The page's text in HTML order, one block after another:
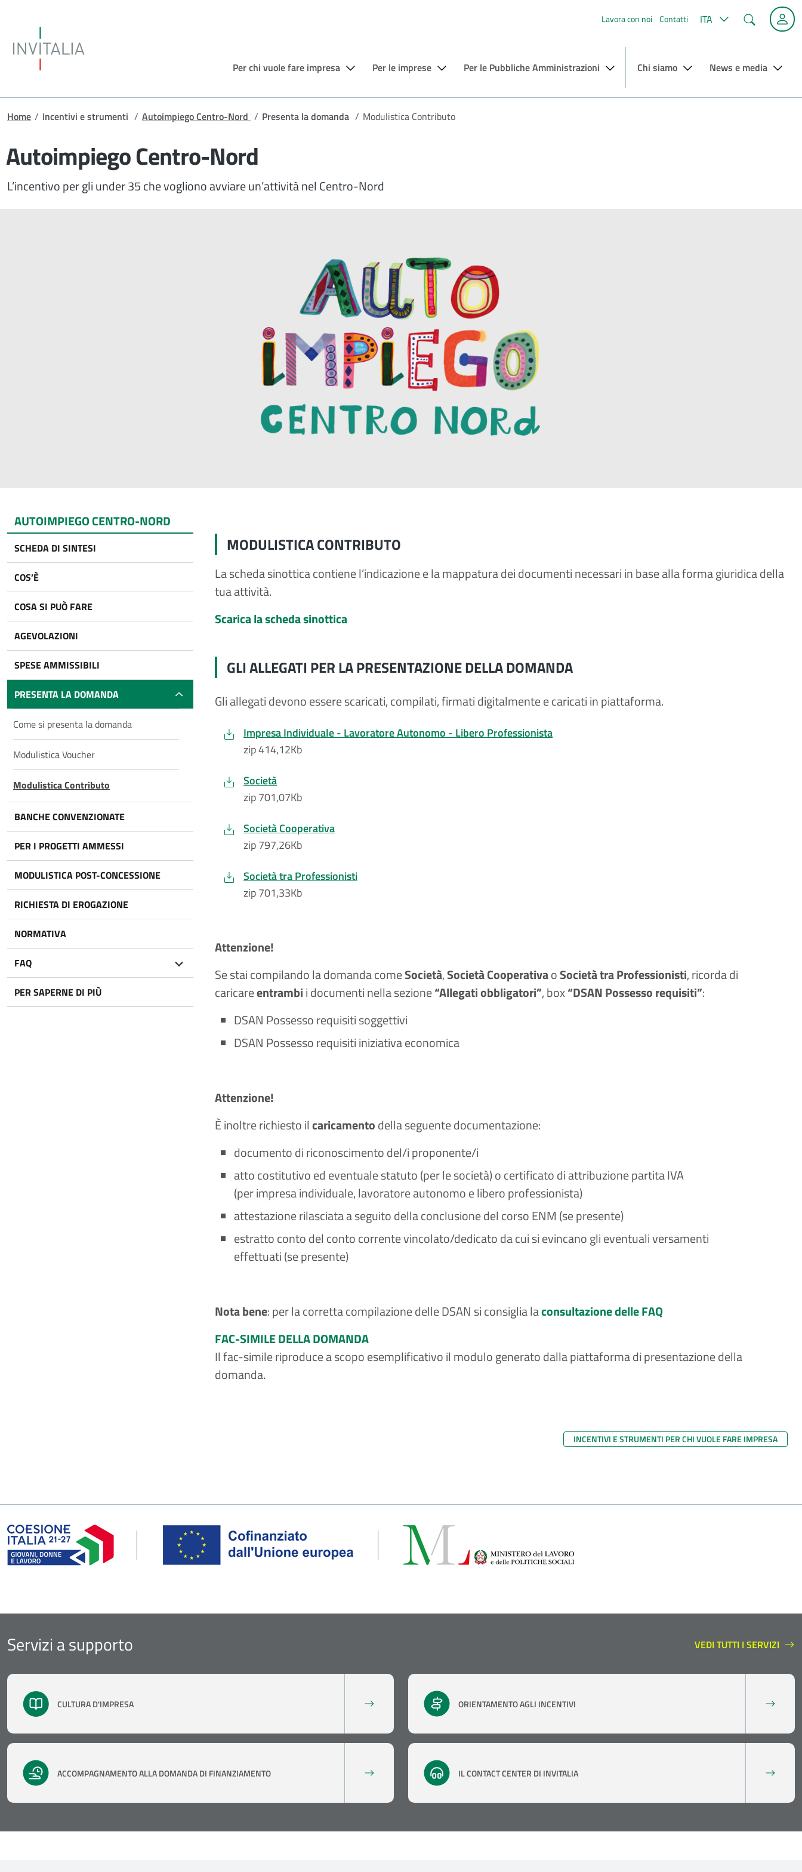
Lavora con noi Contatti ITA Cerca
Per chi vuole fare impresa Per le imprese Per le Pubbliche Amministrazioni Chi siamo News e media
Briciole di pane
Home / Incentivi e strumenti / Autoimpiego Centro-Nord / Presenta la domanda / Modulistica Contributo
Autoimpiego Centro-Nord
L’incentivo per gli under 35 che vogliono avviare un’attività nel Centro-Nord
AUTOIMPIEGO CENTRO-NORD
SCHEDA DI SINTESI
COS’È
COSA SI PUÒ FARE
AGEVOLAZIONI
SPESE AMMISSIBILI
PRESENTA LA DOMANDA
Come si presenta la domanda
Modulistica Voucher
Modulistica Contributo
BANCHE CONVENZIONATE
PER I PROGETTI AMMESSI
MODULISTICA POST-CONCESSIONE
RICHIESTA DI EROGAZIONE
NORMATIVA
FAQ
PER SAPERNE DI PIÙ
MODULISTICA CONTRIBUTO
La scheda sinottica contiene l’indicazione e la mappatura dei documenti necessari in base alla forma giuridica della
tua attività.
Scarica la scheda sinottica
GLI ALLEGATI PER LA PRESENTAZIONE DELLA DOMANDA
Gli allegati devono essere scaricati, compilati, firmati digitalmente e caricati in piattaforma.
Impresa Individuale - Lavoratore Autonomo - Libero Professionista
zip 414,12Kb
Società
zip 701,07Kb
Società Cooperativa
zip 797,26Kb
Società tra Professionisti
zip 701,33Kb
Attenzione!
Se stai compilando la domanda comeSocietà,Società CooperativaoSocietà tra Professionisti, ricorda di
caricareentrambii documenti nella sezione“Allegati obbligatori”, box“DSAN Possesso requisiti”:
DSAN Possesso requisiti soggettivi
DSAN Possesso requisiti iniziativa economica
Attenzione!
È inoltre richiesto ilcaricamentodella seguente documentazione:
documento di riconoscimento del/i proponente/i
atto costitutivo ed eventuale statuto (per le società) o certificato di attribuzione partita IVA
(per impresa individuale, lavoratore autonomo e libero professionista)
attestazione rilasciata a seguito della conclusione del corso ENM (se presente)
estratto conto del conto corrente vincolato/dedicato da cui si evincano gli eventuali versamenti
effettuati (se presente)
Nota bene: per la corretta compilazione delle DSAN si consiglia laconsultazione delle FAQ
FAC-SIMILE DELLA DOMANDA
Il fac-simile riproduce a scopo esemplificativo il modulo generato dalla piattaforma di presentazione della
domanda.
INCENTIVI E STRUMENTI PER CHI VUOLE FARE IMPRESA
Servizi a supporto VEDI TUTTI I SERVIZI
SERVIZI A SUPPORTO
CULTURA D'IMPRESA ORIENTAMENTO AGLI INCENTIVI
ACCOMPAGNAMENTO ALLA DOMANDA DI FINANZIAMENTO IL CONTACT CENTER DI INVITALIA